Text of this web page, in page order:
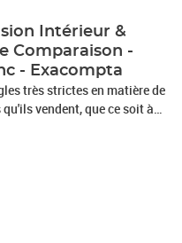
Intérieur &
Comparaison -
- Exacompta
très strictes en matière de
vendent, que ce soit à
Le garagiste doit
celui des travaux
sont reconnues et